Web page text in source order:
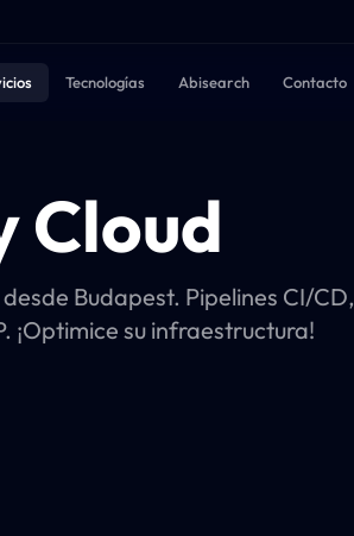
Tecnologías Abisearch Contacto
Cloud
Budapest. Pipelines CI/CD,
¡Optimice su infraestructura!